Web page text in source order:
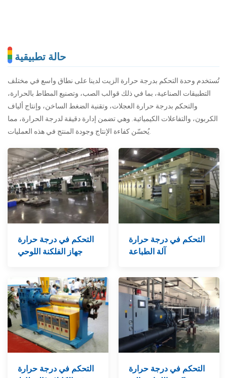
حالة تطبيقية
تُستخدم وحدة التحكم بدرجة حرارة الزيت لدينا على نطاق واسع في مختلف
التطبيقات الصناعية، بما في ذلك قوالب الصب، وتصنيع المطاط بالحرارة،
والتحكم بدرجة حرارة العجلات، وتقنية الضغط الساخن، وإنتاج ألياف
الكربون، والتفاعلات الكيميائية. وهي تضمن إدارة دقيقة لدرجة الحرارة، مما
يُحسّن كفاءة الإنتاج وجودة المنتج في هذه العمليات.
التحكم في درجة حرارة
جهاز الفلكنة اللوحي
التحكم في درجة حرارة
آلة الطباعة
التحكم في درجة حرارة
التحكم في درجة حرارة